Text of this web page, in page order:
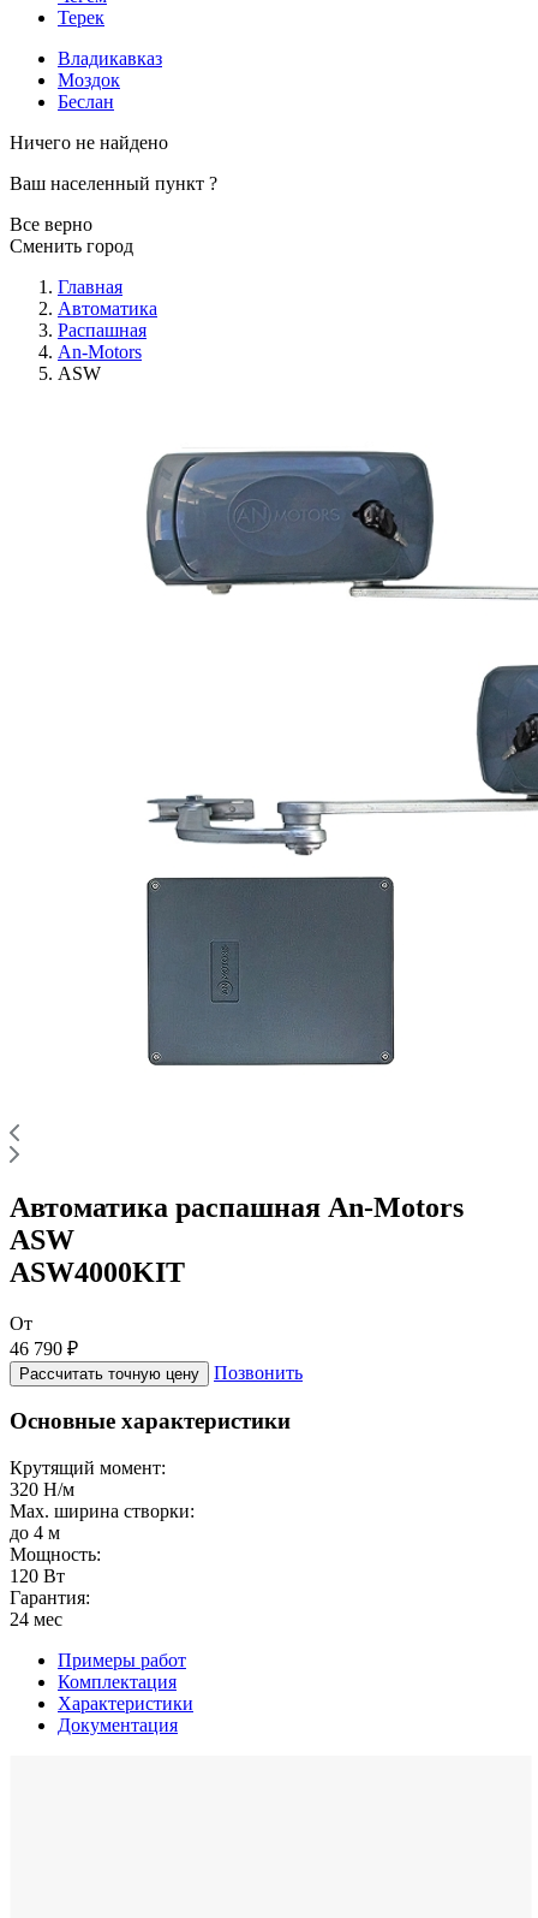
Терек
Владикавказ
Моздок
Беслан
Ничего не найдено
Ваш населенный пункт ?
Все верно
Сменить город
Главная
Автоматика
Распашная
An-Motors
ASW
Автоматика распашная An-Motors
ASW
ASW4000KIT
От
46 790 ₽
Рассчитать точную цену Позвонить
Основные характеристики
Крутящий момент:
320 Н/м
Max. ширина створки:
до 4 м
Мощность:
120 Вт
Гарантия:
24 мес
Примеры работ
Комплектация
Характеристики
Документация